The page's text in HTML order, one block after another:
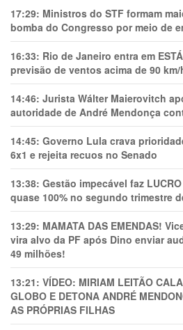
17:29: Ministros do STF formam
bomba do Congresso por meio de
16:33: Rio de Janeiro entra em
previsão de ventos acima de 90 km/
14:46: Jurista Wálter Maierovitch
autoridade de André Mendonça
14:45: Governo Lula crava
6x1 e rejeita recuos no Senado
13:38: Gestão impecável faz
quase 100% no segundo trimestre
13:29: MAMATA DAS EMENDAS!
vira alvo da PF após Dino enviar
49 milhões!
13:21: VÍDEO: MIRIAM LEITÃO
GLOBO E DETONA ANDRÉ
AS PRÓPRIAS FILHAS